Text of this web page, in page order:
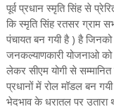
पूर्व प्रधान स्मृति सिंह से
कि स्मृति सिंह रतसर ग्राम
पंचायत बन गयी है ) है जिनको
जनकल्याणकारी योजनाओ
लेकर सीएम योगी से
प्रधानों में रोल मॉडल बन
भेदभाव के धरातल पर उतारा